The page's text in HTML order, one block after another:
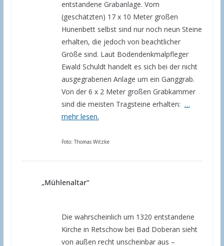
entstandene Grabanlage. Vom
(geschätzten) 17 x 10 Meter großen
Hünenbett selbst sind nur noch neun Steine
erhalten, die jedoch von beachtlicher
Größe sind. Laut Bodendenkmalpfleger
Ewald Schuldt handelt es sich bei der nicht
ausgegrabenen Anlage um ein Ganggrab.
Von der 6 x 2 Meter großen Grabkammer
sind die meisten Tragsteine erhalten: …
mehr lesen.
Foto: Thomas Witzke
„Mühlenaltar“
Die wahrscheinlich um 1320 entstandene
Kirche in Retschow bei Bad Doberan sieht
von außen recht unscheinbar aus –